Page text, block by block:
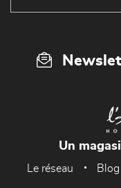
Un
Le réseau Blog